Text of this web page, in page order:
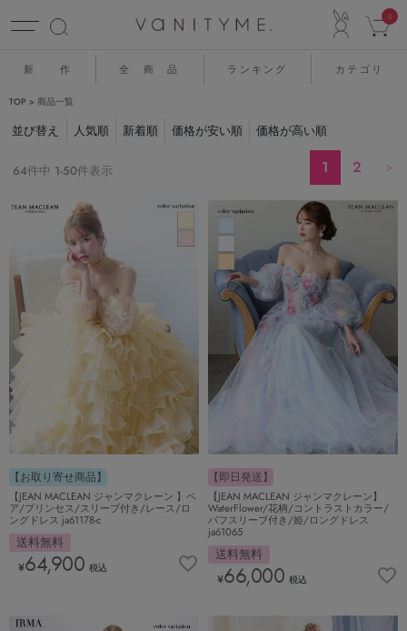
0
新 作 全 商 品 ランキング カテゴリ
TOP 商品一覧
並び替え 人気順 新着順 価格が安い順 価格が高い順
64件中 1-50件表示 1 2
【お取り寄せ商品】
【JEAN MACLEAN ジャンマクレーン 】ベ
ア/プリンセス/スリーブ付き/レース/ロ
ングドレス ja61178-c
送料無料
¥64,900 税込
【即日発送】
【JEAN MACLEAN ジャンマクレーン】
WaterFlower/花柄/コントラストカラー/
パフスリーブ付き/姫/ロングドレス
ja61065
送料無料
¥66,000 税込